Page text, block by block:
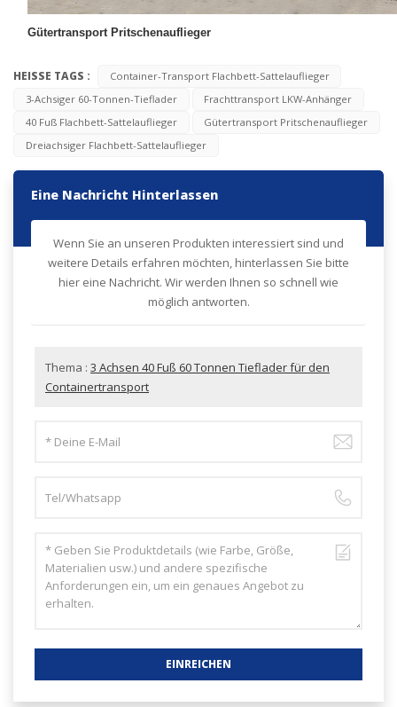
Gütertransport Pritschenauflieger
HEISSE TAGS :
Container-Transport Flachbett-Sattelauflieger
3-Achsiger 60-Tonnen-Tieflader
Frachttransport LKW-Anhänger
40 Fuß Flachbett-Sattelauflieger
Gütertransport Pritschenauflieger
Dreiachsiger Flachbett-Sattelauflieger
Eine Nachricht Hinterlassen
Wenn Sie an unseren Produkten interessiert sind und
weitere Details erfahren möchten, hinterlassen Sie bitte
hier eine Nachricht. Wir werden Ihnen so schnell wie
möglich antworten.
Thema : 3 Achsen 40 Fuß 60 Tonnen Tieflader für den
Containertransport
EINREICHEN